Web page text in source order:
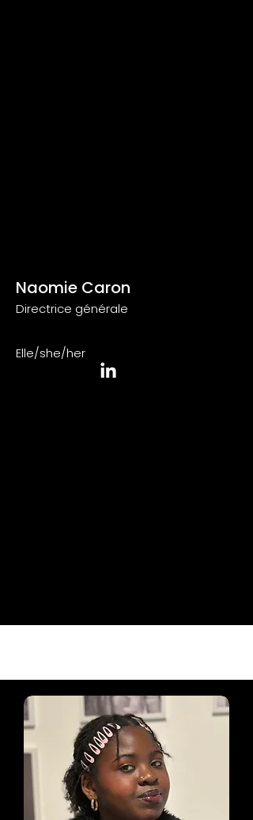
Naomie Caron
Directrice générale
Elle/she/her